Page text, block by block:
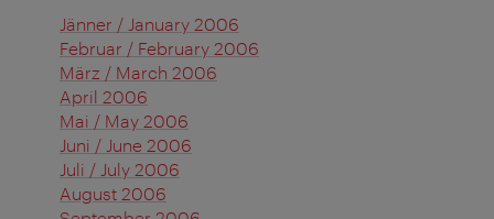
Jänner / January 2006
Februar / February 2006
März / March 2006
April 2006
Mai / May 2006
Juni / June 2006
Juli / July 2006
August 2006